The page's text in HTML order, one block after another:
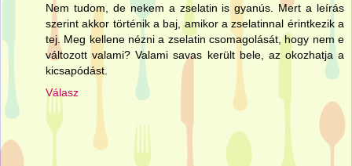
Nem tudom, de nekem a zselatin is gyanús. Mert a leírás
szerint akkor történik a baj, amikor a zselatinnal érintkezik a
tej. Meg kellene nézni a zselatin csomagolását, hogy nem e
változott valami? Valami savas került bele, az okozhatja a
kicsapódást.
Válasz